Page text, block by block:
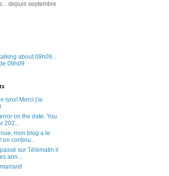
depuis septembre
about 09h09...
09h09
lynx! Merci j'ai
on the date. You
202...
mon blog a le
on continu...
sur Télématin il
ann...